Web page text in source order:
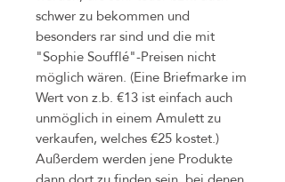
schwer zu bekommen und
besonders rar sind und die mit
"Sophie Soufflé"-Preisen nicht
möglich wären. (Eine Briefmarke im
Wert von z.b. €13 ist einfach auch
unmöglich in einem Amulett zu
verkaufen, welches €25 kostet.)
Außerdem werden jene Produkte